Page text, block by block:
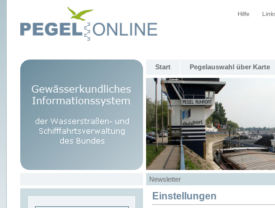
Hilfe
Start Pegelauswahl über Karte
Newsletter
Einstellungen